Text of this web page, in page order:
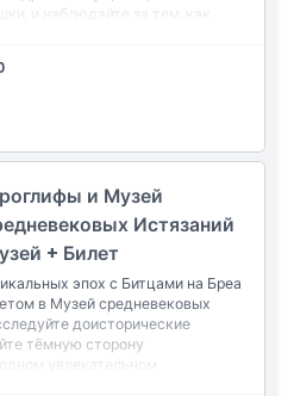
и взрослых
и наблюдайте за тем, как
и Музей
Истязаний
+ Билет
эпох с Битцами на Бреа
в Музей средневековых
доисторические
тёмную сторону
увлекательном